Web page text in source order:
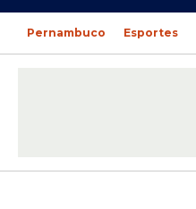
Pernambuco Esportes